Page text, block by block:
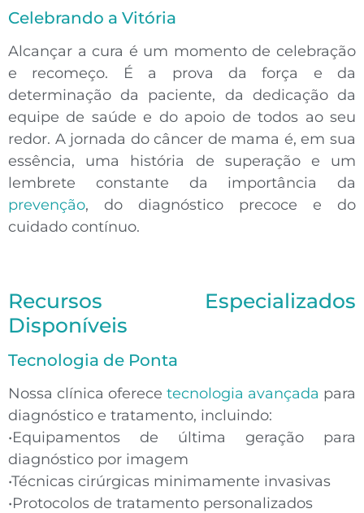
Celebrando a Vitória
Alcançar a cura é um momento de celebração
e recomeço. É a prova da força e da
determinação da paciente, da dedicação da
equipe de saúde e do apoio de todos ao seu
redor. A jornada do câncer de mama é, em sua
essência, uma história de superação e um
lembrete constante da importância da
prevenção, do diagnóstico precoce e do
cuidado contínuo.
Recursos Especializados
Disponíveis
Tecnologia de Ponta
Nossa clínica oferece tecnologia avançada para
diagnóstico e tratamento, incluindo:
•Equipamentos de última geração para
diagnóstico por imagem
•Técnicas cirúrgicas minimamente invasivas
•Protocolos de tratamento personalizados